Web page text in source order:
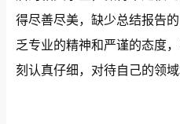
得尽善尽美，缺少总结报告
乏专业的精神和严谨的态度
刻认真仔细，对待自己的领域